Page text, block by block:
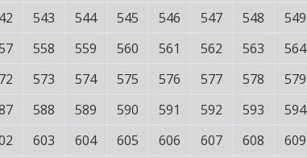
543 544 545 546 547 548 549
558 559 560 561 562 563 564
573 574 575 576 577 578 579
588 589 590 591 592 593 594
603 604 605 606 607 608 609